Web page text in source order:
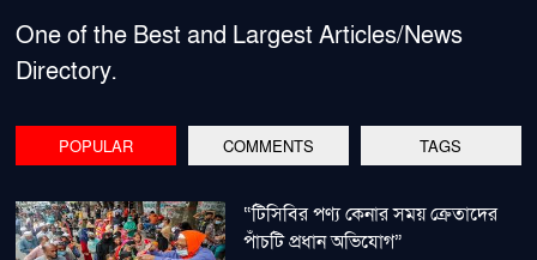
One of the Best and Largest Articles/News
Directory.
POPULAR COMMENTS TAGS
“টিসিবির পণ্য কেনার সময় ক্রেতাদের
পাঁচটি প্রধান অভিযোগ”